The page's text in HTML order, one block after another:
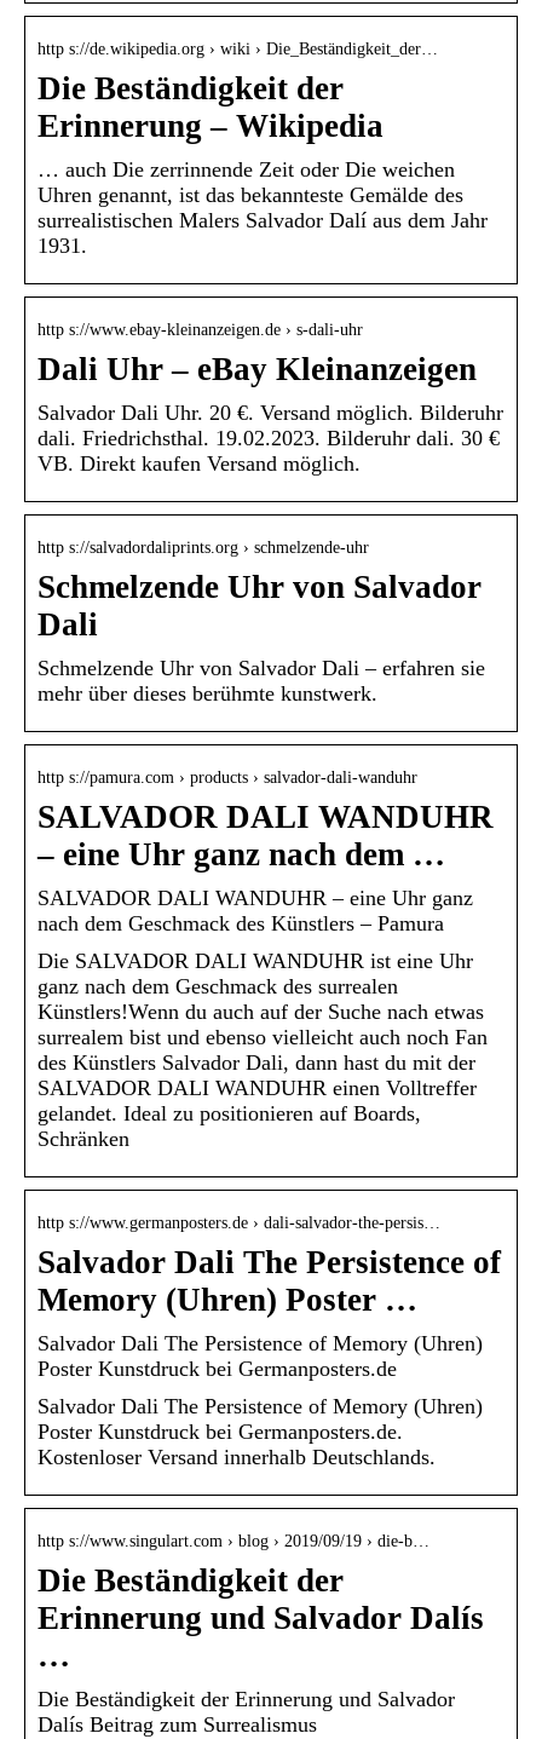
http s://de.wikipedia.org › wiki › Die_Beständigkeit_der…
Die Beständigkeit der
Erinnerung – Wikipedia
… auch Die zerrinnende Zeit oder Die weichen
Uhren genannt, ist das bekannteste Gemälde des
surrealistischen Malers Salvador Dalí aus dem Jahr
1931.
http s://www.ebay-kleinanzeigen.de › s-dali-uhr
Dali Uhr – eBay Kleinanzeigen
Salvador Dali Uhr. 20 €. Versand möglich. Bilderuhr
dali. Friedrichsthal. 19.02.2023. Bilderuhr dali. 30 €
VB. Direkt kaufen Versand möglich.
http s://salvadordaliprints.org › schmelzende-uhr
Schmelzende Uhr von Salvador
Dali
Schmelzende Uhr von Salvador Dali – erfahren sie
mehr über dieses berühmte kunstwerk.
http s://pamura.com › products › salvador-dali-wanduhr
SALVADOR DALI WANDUHR
– eine Uhr ganz nach dem …
SALVADOR DALI WANDUHR – eine Uhr ganz
nach dem Geschmack des Künstlers – Pamura
Die SALVADOR DALI WANDUHR ist eine Uhr
ganz nach dem Geschmack des surrealen
Künstlers!Wenn du auch auf der Suche nach etwas
surrealem bist und ebenso vielleicht auch noch Fan
des Künstlers Salvador Dali, dann hast du mit der
SALVADOR DALI WANDUHR einen Volltreffer
gelandet. Ideal zu positionieren auf Boards,
Schränken
http s://www.germanposters.de › dali-salvador-the-persis…
Salvador Dali The Persistence of
Memory (Uhren) Poster …
Salvador Dali The Persistence of Memory (Uhren)
Poster Kunstdruck bei Germanposters.de
Salvador Dali The Persistence of Memory (Uhren)
Poster Kunstdruck bei Germanposters.de.
Kostenloser Versand innerhalb Deutschlands.
http s://www.singulart.com › blog › 2019/09/19 › die-b…
Die Beständigkeit der
Erinnerung und Salvador Dalís
…
Die Beständigkeit der Erinnerung und Salvador
Dalís Beitrag zum Surrealismus